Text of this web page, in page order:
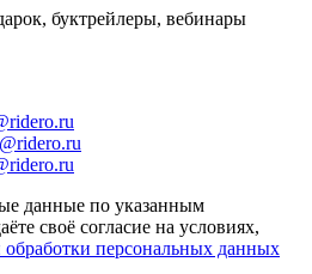
буктрейлеры, вебинары
данные по указанным
своё согласие на условиях,
персональных данных